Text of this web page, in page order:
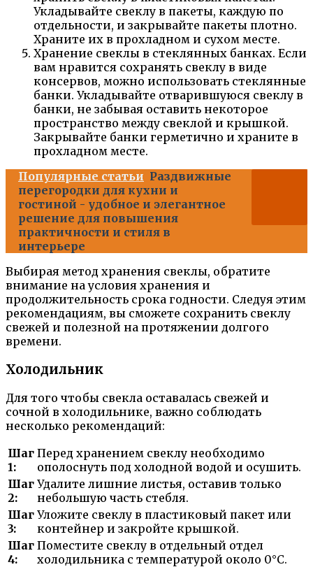
Укладывайте свеклу в пакеты, каждую по
отдельности, и закрывайте пакеты плотно.
Храните их в прохладном и сухом месте.
Хранение свеклы в стеклянных банках. Если
вам нравится сохранять свеклу в виде
консервов, можно использовать стеклянные
банки. Укладывайте отварившуюся свеклу в
банки, не забывая оставить некоторое
пространство между свеклой и крышкой.
Закрывайте банки герметично и храните в
прохладном месте.
Популярные статьи Раздвижные
перегородки для кухни и
гостиной - удобное и элегантное
решение для повышения
практичности и стиля в
интерьере
Выбирая метод хранения свеклы, обратите
внимание на условия хранения и
продолжительность срока годности. Следуя этим
рекомендациям, вы сможете сохранить свеклу
свежей и полезной на протяжении долгого
времени.
Холодильник
Для того чтобы свекла оставалась свежей и
сочной в холодильнике, важно соблюдать
несколько рекомендаций:
Шаг
1:
Перед хранением свеклу необходимо
ополоснуть под холодной водой и осушить.
Шаг
2:
Удалите лишние листья, оставив только
небольшую часть стебля.
Шаг
3:
Уложите свеклу в пластиковый пакет или
контейнер и закройте крышкой.
Шаг
4:
Поместите свеклу в отдельный отдел
холодильника с температурой около 0°C.